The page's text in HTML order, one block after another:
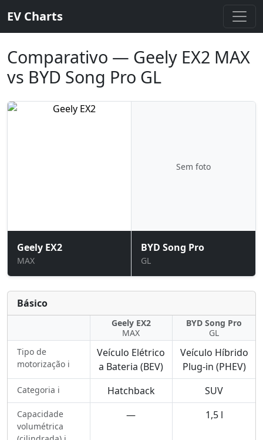
EV Charts
Comparativo — Geely EX2 MAX
vs BYD Song Pro GL
Geely EX2
MAX
Sem foto
BYD Song Pro
GL
Básico
Geely EX2
MAX
BYD Song Pro
GL
Tipo de
motorização ℹ️
Veículo Elétrico
a Bateria (BEV)
Veículo Híbrido
Plug-in (PHEV)
Categoria ℹ️ Hatchback SUV
Capacidade
volumétrica
— 1,5 l